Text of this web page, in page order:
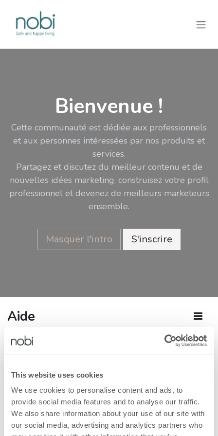
This website uses cookies
We use cookies to personalise content and ads, to
provide social media features and to analyse our traffic.
We also share information about your use of our site with
our social media, advertising and analytics partners who
Bienvenue !
Cette communauté est dédiée aux professionnels
et aux personnes intéressées par nos produits et
services.
Partagez et discutez du meilleur contenu et de
nouvelles idées marketing, construisez votre profil
professionnel et devenez de meilleurs marketeurs
ensemble.
Masquer l'intro S'inscrire
Aide